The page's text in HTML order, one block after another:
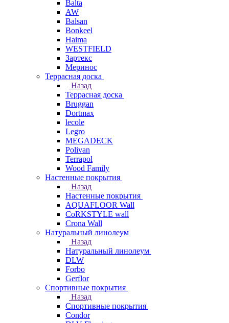
Balta
AW
Balsan
Bonkeel
Haima
WESTFIELD
Зартекс
Меринос
Террасная доска
Назад
Террасная доска
Bruggan
Dortmax
lecole
Legro
MEGADECK
Polivan
Terrapol
Wood Family
Настенные покрытия
Назад
Настенные покрытия
AQUAFLOOR Wall
CoRKSTYLE wall
Crona Wall
Натуральный линолеум
Назад
Натуральный линолеум
DLW
Forbo
Gerflor
Спортивные покрытия
Назад
Спортивные покрытия
Condor